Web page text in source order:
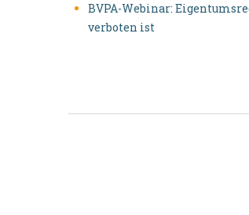
BVPA-Webinar:
verboten ist